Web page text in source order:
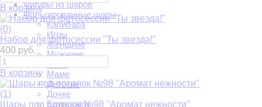
Фигуры из шаров
Фольгированные шары
Капибара
Игры
Женщине
Мужчине
Маме
Детские
Дочке
Единороги
В корзину
(0)
Набор для фотосессии "Ты звезда!"
400 руб.
В корзину
(1)
Шары под потолок №98 "Аромат нежности"